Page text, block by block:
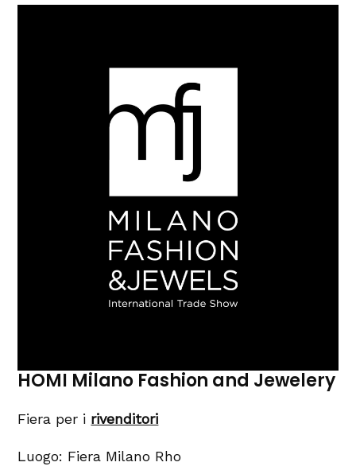
HOMI Milano Fashion and Jewelery
Fiera per i rivenditori
Luogo: Fiera Milano Rho